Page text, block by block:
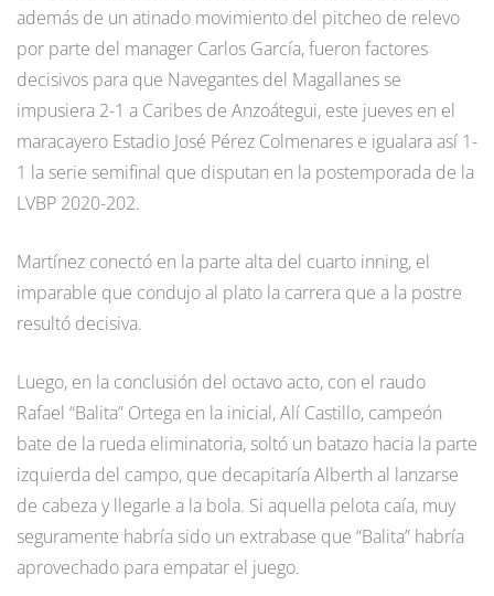
además de un atinado movimiento del pitcheo de relevo
por parte del manager Carlos García, fueron factores
decisivos para que Navegantes del Magallanes se
impusiera 2-1 a Caribes de Anzoátegui, este jueves en el
maracayero Estadio José Pérez Colmenares e igualara así 1-
1 la serie semifinal que disputan en la postemporada de la
LVBP 2020-202.
Martínez conectó en la parte alta del cuarto inning, el
imparable que condujo al plato la carrera que a la postre
resultó decisiva.
Luego, en la conclusión del octavo acto, con el raudo
Rafael “Balita” Ortega en la inicial, Alí Castillo, campeón
bate de la rueda eliminatoria, soltó un batazo hacia la parte
izquierda del campo, que decapitaría Alberth al lanzarse
de cabeza y llegarle a la bola. Si aquella pelota caía, muy
seguramente habría sido un extrabase que “Balita” habría
aprovechado para empatar el juego.